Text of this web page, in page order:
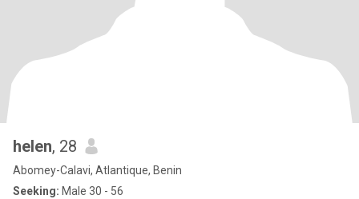
helen, 28
Abomey-Calavi, Atlantique, Benin
Seeking: Male 30 - 56